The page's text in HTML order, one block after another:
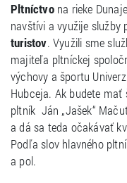
Pltníctvo na rieke
navštívi a využije
turistov. Využili sme
majiteľa pltníckej
výchovy a športu
Hubceja. Ak budete
pltník Ján „Jašek“
a dá sa teda očakávať
Podľa slov hlavného
a pol.